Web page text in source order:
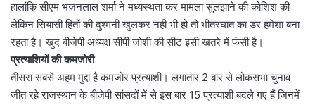
हालांकि सीएम भजनलाल शर्मा ने मध्यस्थता कर मामला सुलझाने की कोशिश की
लेकिन सियासी हितों की दुश्मनी खुलकर नहीं भी हो तो भीतरघात का डर हमेशा बना
रहता है। खुद बीजेपी अध्यक्ष सीपी जोशी की सीट इसी खतरे में फंसी है।
प्रत्याशियों की कमजोरी
तीसरा सबसे अहम मुद्दा है कमजोर प्रत्याशी। लगातार 2 बार से लोकसभा चुनाव
जीत रहे राजस्थान के बीजेपी सांसदों में से इस बार 15 प्रत्याशी बदले गए हैं जिनमें